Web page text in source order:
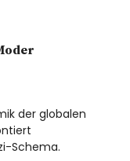
der globalen
Schema.